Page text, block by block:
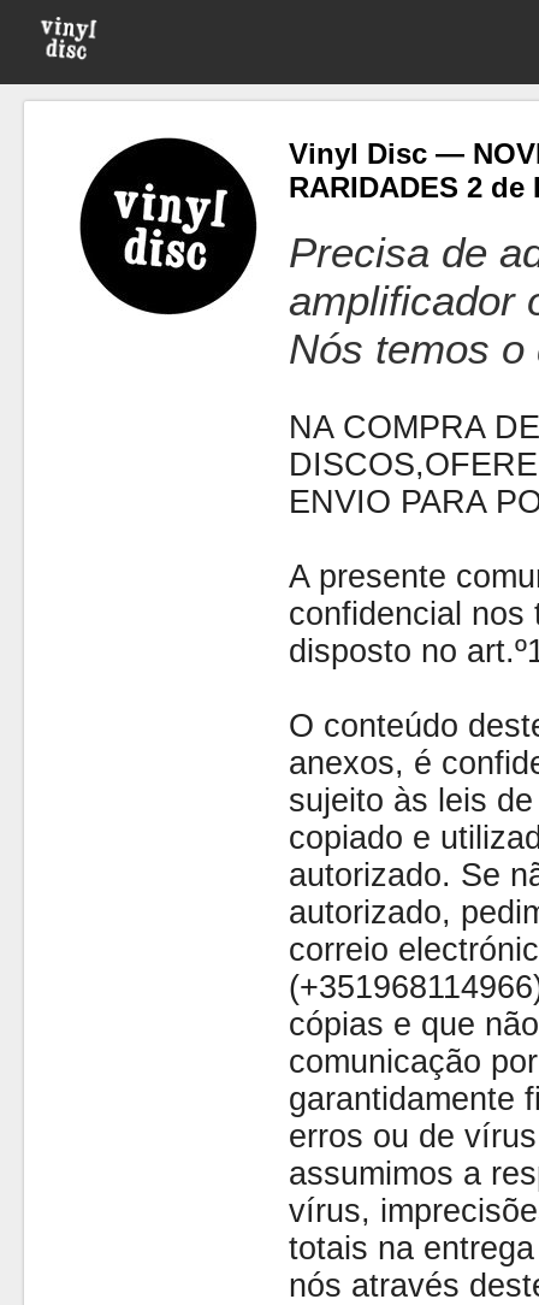
Vinyl Disc —
RARIDADES 2 de
Precisa de
amplificador
Nós temos o
NA COMPRA
ENVIO PARA
A presente
confidencial nos
disposto no
O conteúdo
anexos, é
sujeito às leis
copiado e
autorizado. Se
autorizado,
correio
cópias e que
comunicação
garantidamente
erros ou de
assumimos a
vírus,
totais na
nós através